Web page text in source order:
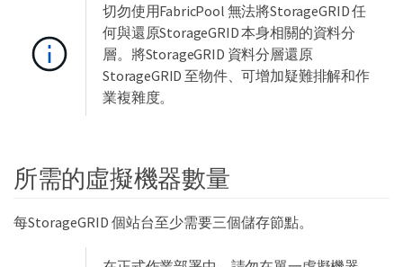
切勿使用FabricPool 無法將StorageGRID 任
何與還原StorageGRID 本身相關的資料分
層。將StorageGRID 資料分層還原
StorageGRID 至物件、可增加疑難排解和作
業複雜度。
所需的虛擬機器數量
每StorageGRID 個站台至少需要三個儲存節點。